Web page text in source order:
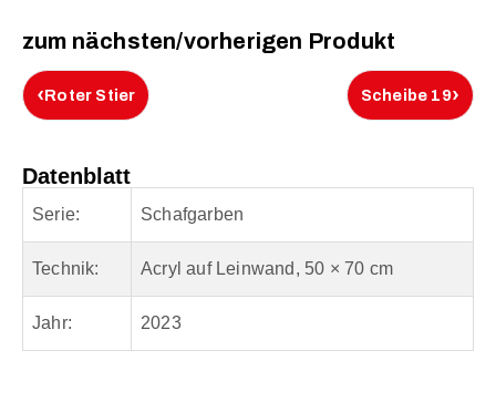
zum nächsten/vorherigen Produkt
‹Roter Stier Scheibe 19›
Datenblatt
Serie: Schafgarben
Technik: Acryl auf Leinwand, 50 × 70 cm
Jahr: 2023